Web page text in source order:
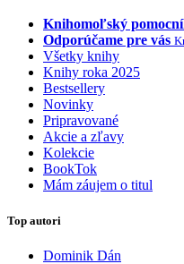
Knihomoľský
Odporúčame pre vás
Všetky knihy
Knihy roka 2025
Bestsellery
Novinky
Pripravované
Akcie a zľavy
Kolekcie
BookTok
Mám záujem o titul
Top autori
Dominik Dán